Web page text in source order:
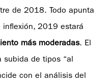
de 2018. Todo apunta
inflexión, 2019 estará
más moderadas. El
subida de tipos “al
con el análisis del